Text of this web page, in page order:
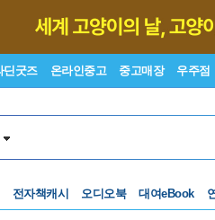
딘굿즈 온라인중고 중고매장 우주점
전자책캐시 오디오북 대여eBook